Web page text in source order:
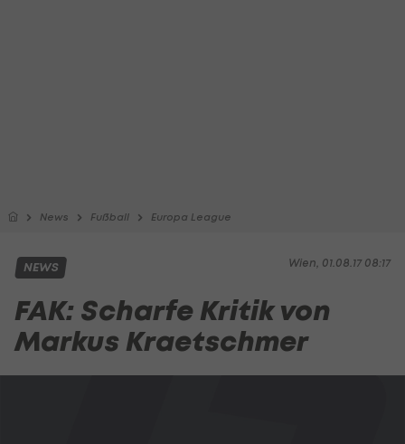
News Fußball Europa League
Wien, 01.08.17 08:17
NEWS
FAK: Scharfe Kritik von
Markus Kraetschmer